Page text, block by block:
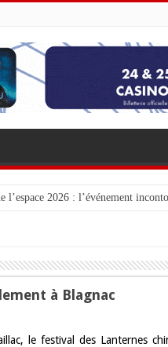
l’espace 2026 : l’événement
à Blagnac
le festival des Lanternes